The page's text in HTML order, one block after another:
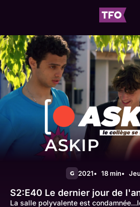
ASKIP
G 2021 18 min
S2:E40 Le dernier jour de
La salle polyvalente est